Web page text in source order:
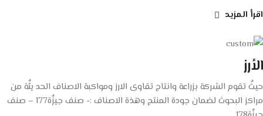
اقرأ المزيد
الأرز
حيثٌ تقوم الشركة بزراعة وانتاج تقاوى الارز ومواكبة الاصناف الحد يثٌة من
مراكز البحوث لضمان جودة المنتج وهذة الاصناف :- صنف جيزٌة177 – صنف